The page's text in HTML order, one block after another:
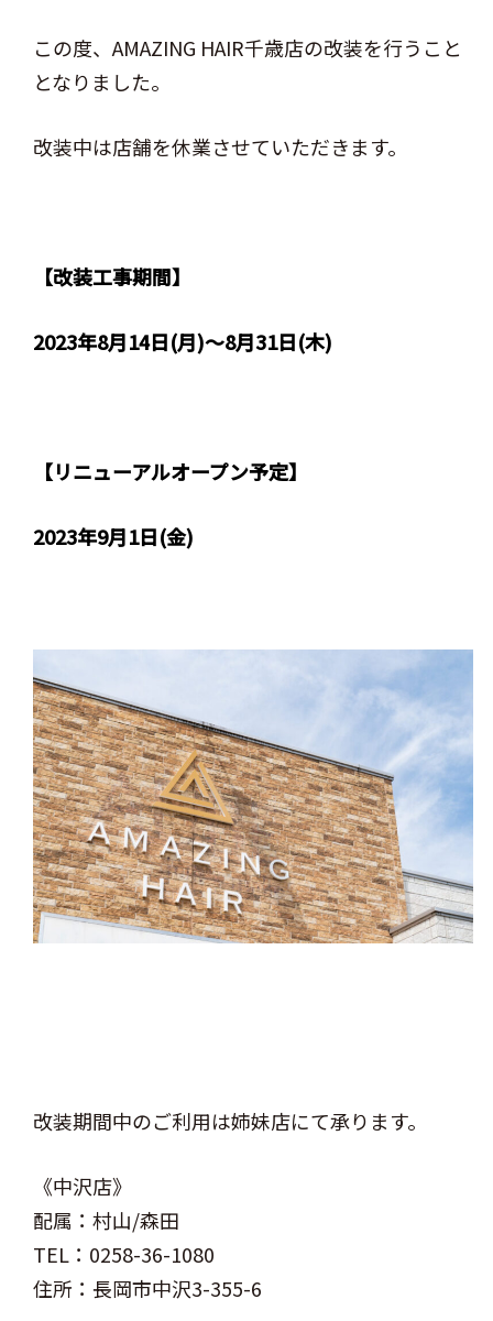
この度、AMAZING HAIR千歳店の改装を行うこと
となりました。
改装中は店舗を休業させていただきます。
【改装工事期間】
2023年8月14日(月)～8月31日(木)
【リニューアルオープン予定】
2023年9月1日(金)
改装期間中のご利用は姉妹店にて承ります。
《中沢店》
配属：村山/森田
TEL：0258-36-1080
住所：長岡市中沢3-355-6